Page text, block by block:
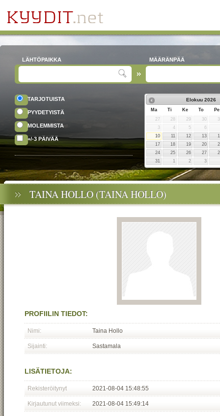
LÄHTÖPAIKKA MÄÄRÄNPÄÄ
TARJOTUISTA
PYYDETYISTÄ
MOLEMMISTA
+/-3 PÄIVÄÄ
Elokuu 2026
Ma Ti Ke To
Pe
27
28 29 30
3
4 5
6
10
11 12 13
17
18 19 20
24
25 26 27
31
1 2 3
TAINA HOLLO (TAINA HOLLO)
PROFIILIN TIEDOT:
Nimi: Taina Hollo
Sijainti: Sastamala
LISÄTIETOJA:
Rekisteröitynyt 2021-08-04 15:48:55
Kirjautunut viimeksi: 2021-08-04 15:49:14